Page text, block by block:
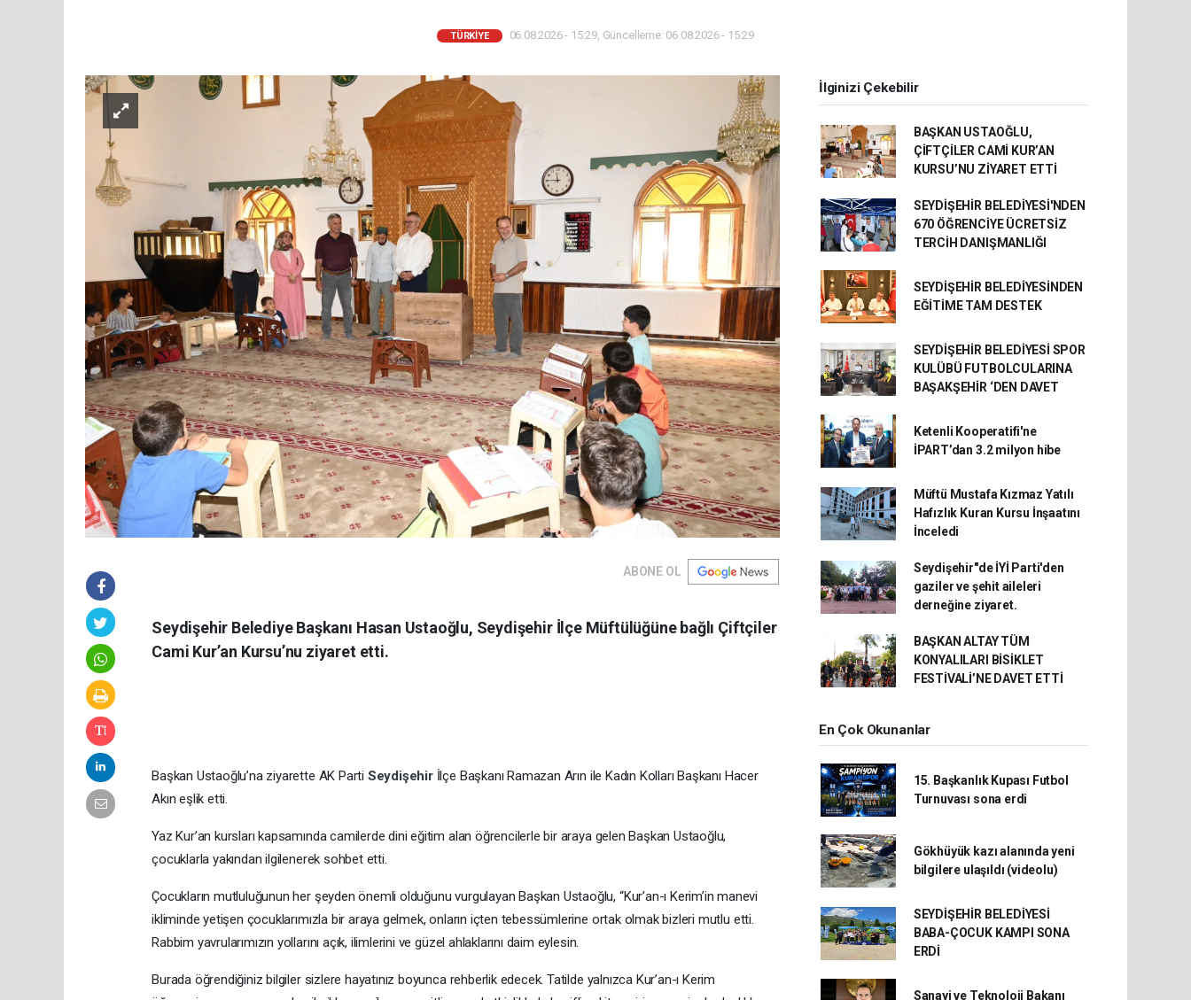
TÜRKIYE 06.08.2026 - 15:29, Güncelleme: 06.08.2026 - 15:29
ABONE OL
Seydişehir Belediye Başkanı Hasan Ustaoğlu, Seydişehir İlçe Müftülüğüne bağlı Çiftçiler
Cami Kur’an Kursu’nu ziyaret etti.
Başkan Ustaoğlu’na ziyarette AK Parti Seydişehir İlçe Başkanı Ramazan Arın ile Kadın Kolları Başkanı Hacer
Akın eşlik etti.
Yaz Kur’an kursları kapsamında camilerde dini eğitim alan öğrencilerle bir araya gelen Başkan Ustaoğlu,
çocuklarla yakından ilgilenerek sohbet etti.
Çocukların mutluluğunun her şeyden önemli olduğunu vurgulayan Başkan Ustaoğlu, “Kur’an-ı Kerim’in manevi
ikliminde yetişen çocuklarımızla bir araya gelmek, onların içten tebessümlerine ortak olmak bizleri mutlu etti.
Rabbim yavrularımızın yollarını açık, ilimlerini ve güzel ahlaklarını daim eylesin.
Burada öğrendiğiniz bilgiler sizlere hayatınız boyunca rehberlik edecek. Tatilde yalnızca Kur’an-ı Kerim
İlginizi Çekebilir
BAŞKAN USTAOĞLU,
ÇİFTÇİLER CAMİ KUR’AN
KURSU’NU ZİYARET ETTİ
SEYDİŞEHİR BELEDİYESİ'NDEN
670 ÖĞRENCİYE ÜCRETSİZ
TERCİH DANIŞMANLIĞI
SEYDİŞEHİR BELEDİYESİNDEN
EĞİTİME TAM DESTEK
SEYDİŞEHİR BELEDİYESİ SPOR
KULÜBÜ FUTBOLCULARINA
BAŞAKŞEHİR ‘DEN DAVET
Ketenli Kooperatifi'ne
İPART’dan 3.2 milyon hibe
Müftü Mustafa Kızmaz Yatılı
Hafızlık Kuran Kursu İnşaatını
İnceledi
Seydişehir"de İYİ Parti'den
gaziler ve şehit aileleri
derneğine ziyaret.
BAŞKAN ALTAY TÜM
KONYALILARI BİSİKLET
FESTİVALİ’NE DAVET ETTİ
En Çok Okunanlar
15. Başkanlık Kupası Futbol
Turnuvası sona erdi
Gökhüyük kazı alanında yeni
bilgilere ulaşıldı (videolu)
SEYDİŞEHİR BELEDİYESİ
BABA-ÇOCUK KAMPI SONA
ERDİ
Sanayi ve Teknoloji Bakanı